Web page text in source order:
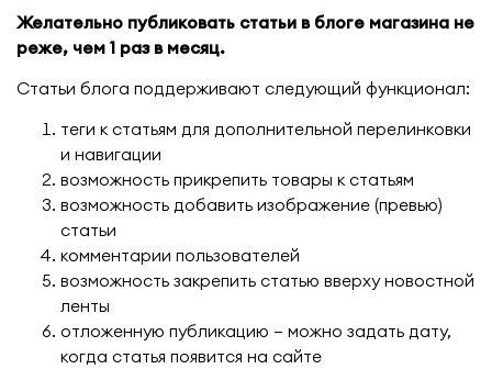
Желательно публиковать статьи в блоге магазина не
реже, чем 1 раз в месяц.
Статьи блога поддерживают следующий функционал:
теги к статьям для дополнительной перелинковки
и навигации
возможность прикрепить товары к статьям
возможность добавить изображение (превью)
статьи
комментарии пользователей
возможность закрепить статью вверху новостной
ленты
отложенную публикацию – можно задать дату,
когда статья появится на сайте